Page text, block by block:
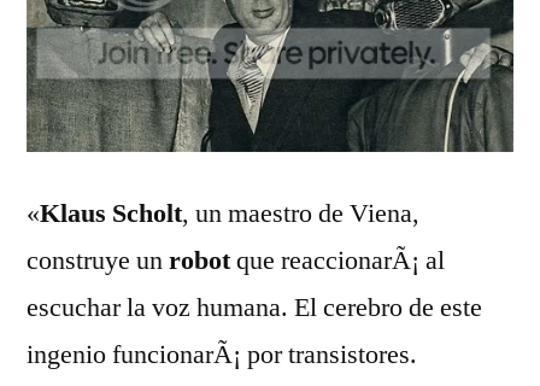
«Klaus Scholt, un maestro de Viena,
construye unrobotque reaccionarÃ¡ al
escuchar la voz humana. El cerebro de este
ingenio funcionarÃ¡ por transistores.